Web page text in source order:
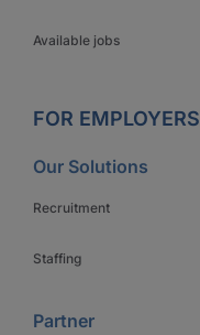
Available jobs
FOR EMPLOYERS
Our Solutions
Recruitment
Staffing
Partner